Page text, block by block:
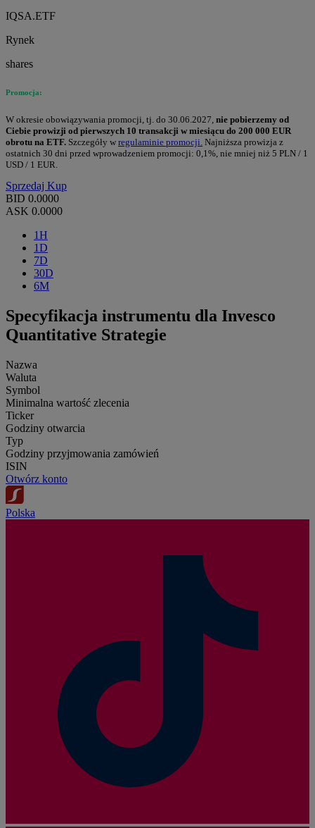
IQSA.ETF
Rynek
shares
Promocja:
W okresie obowiązywania promocji, tj. do 30.06.2027, nie pobierzemy od
Ciebie prowizji od pierwszych 10 transakcji w miesiącu do 200 000 EUR
obrotu na ETF. Szczegóły w regulaminie promocji. Najniższa prowizja z
ostatnich 30 dni przed wprowadzeniem promocji: 0,1%, nie mniej niż 5 PLN / 1
USD / 1 EUR.
Sprzedaj Kup
BID 0.0000
ASK 0.0000
1H
1D
7D
30D
6M
Specyfikacja instrumentu dla Invesco
Quantitative Strategie
Nazwa
Waluta
Symbol
Minimalna wartość zlecenia
Ticker
Godziny otwarcia
Typ
Godziny przyjmowania zamówień
ISIN
Otwórz konto
Polska